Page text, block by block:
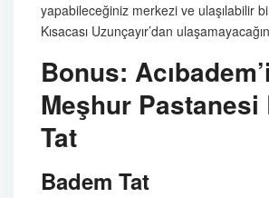
yapabileceğiniz merkezi ve ulaşılabilir
Kısacası Uzunçayır’dan
Bonus:
Meşhur Pastanesi
Tat
Badem Tat